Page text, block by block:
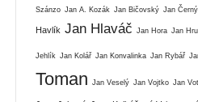
Szánzo Jan A. Kozák Jan Bičovský Jan Černý
Havlík Jan Hlaváč Jan Hora Jan
Jehlík Jan Kolář Jan Konvalinka Jan Rybář
Toman
Jan Veselý Jan Vojtko Jan